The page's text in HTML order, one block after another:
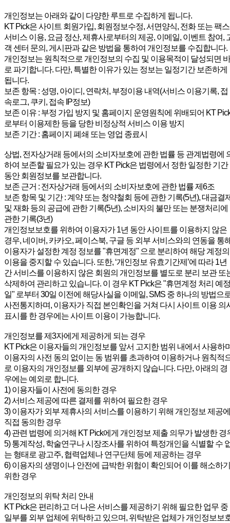
개인정보는 아래와 같이 다양한 루트로 수집하게 됩니다.
KT Pick은 사이트 회원가입, 회원정보수정, 서면양식, 전화 또는 팩
서비스 이용, 요금 정산, 제휴사로부터의 제공, 이메일, 이벤트 참여,
객 센터 문의, 게시판과 같은 방법을 통하여 개인정보를 수집합니다.
개인정보는 원칙적으로 개인정보의 수집 및 이용목적이 달성되면 바
로 파기합니다. 다만, 특별한 이유가 있는 정보는 일정기간 보존하게
됩니다.
보존 항목 : 성명, 아이디, 연락처, 부정이용 내역(서비스 이용기록, 접
속로그, 쿠키, 접속 IP정보)
보존 이유 : 부정 가입 방지 및 홈페이지 운영원칙에 위배되어 KT
로부터 이용제한 등을 당한 비정상적 서비스 이용 방지
보존 기간 : 홈페이지 폐쇄 또는 영업 종료시
상법, 전자상거래 등에서의 소비자보호에 관한 법률 등 관계법령에
하여 보존할 필요가 있는 경우 KT Pick은 법령에서 정한 일정한 기간
동안 회원정보를 보관합니다.
보존 근거 : 전자상거래 등에서의 소비자보호에 관한 법률 제6조
보존 항목 및 기간 : 계약 또는 청약철회 등에 관한 기록(5년), 대금결
및 재화 등의 공급에 관한 기록(5년), 소비자의 불만 또는 분쟁처리에
관한 기록(3년)
개인정보보호를 위하여 이용자가 1년 동안 사이트를 이용하지 않은
경우, 네이버, 카카오, 페이스북, 구글 등 외부 서비스와의 연동을 통
이용자가 설정한 계정 정보를 "휴면계정" 으로 분리하여 해당 계정의
이용을 중지할 수 있습니다. 또한, ‘개인정보 유효기간제’에 따라 1년
간 서비스를 이용하지 않은 회원의 개인정보를 별도로 분리 보관 또
삭제하여 관리하고 있습니다. 이 경우 KT Pick은 "휴면계정 처리 예정
일" 로부터 30일 이전에 해당사실을 이메일, SMS 중 하나의 방법으
사전통지하며, 이용자가 직접 본인확인을 거쳐 다시 사이트 이용 의
표시를 한 경우에는 사이트 이용이 가능합니다.
개인정보를 제3자에게 제공하게 되는 경우
KT Pick은 이용자들의 개인정보를 앞서 고지한 범위 내에서 사용하
이용자의 사전 동의 없이는 동 범위를 초과하여 이용하거나 원칙적
로 이용자의 개인정보를 외부에 공개하지 않습니다. 다만, 아래의 경
우에는 예외로 합니다.
1) 이용자들이 사전에 동의한 경우
2) 서비스 제공에 따른 결제를 위하여 필요한 경우
3) 이용자가 외부 제휴사의 서비스를 이용하기 위해 개인정보 제공에
직접 동의한 경우
4) 관련 법령에 의거해 KT Pick에게 개인정보 제출 의무가 발생한 경
5) 통계작성, 학술연구나 시장조사를 위하여 특정개인을 식별할 수
는 형태로 광고주, 협력업체나 연구단체 등에 제공하는 경우
6) 이용자의 생명이나 안전에 급박한 위험이 확인되어 이를 해소하기
위한 경우
개인정보의 위탁 처리 안내
KT Pick은 편리하고 더 나은 서비스를 제공하기 위해 필요한 업무 중
일부를 외부 업체에 위탁하고 있으며, 위탁받은 업체가 개인정보보